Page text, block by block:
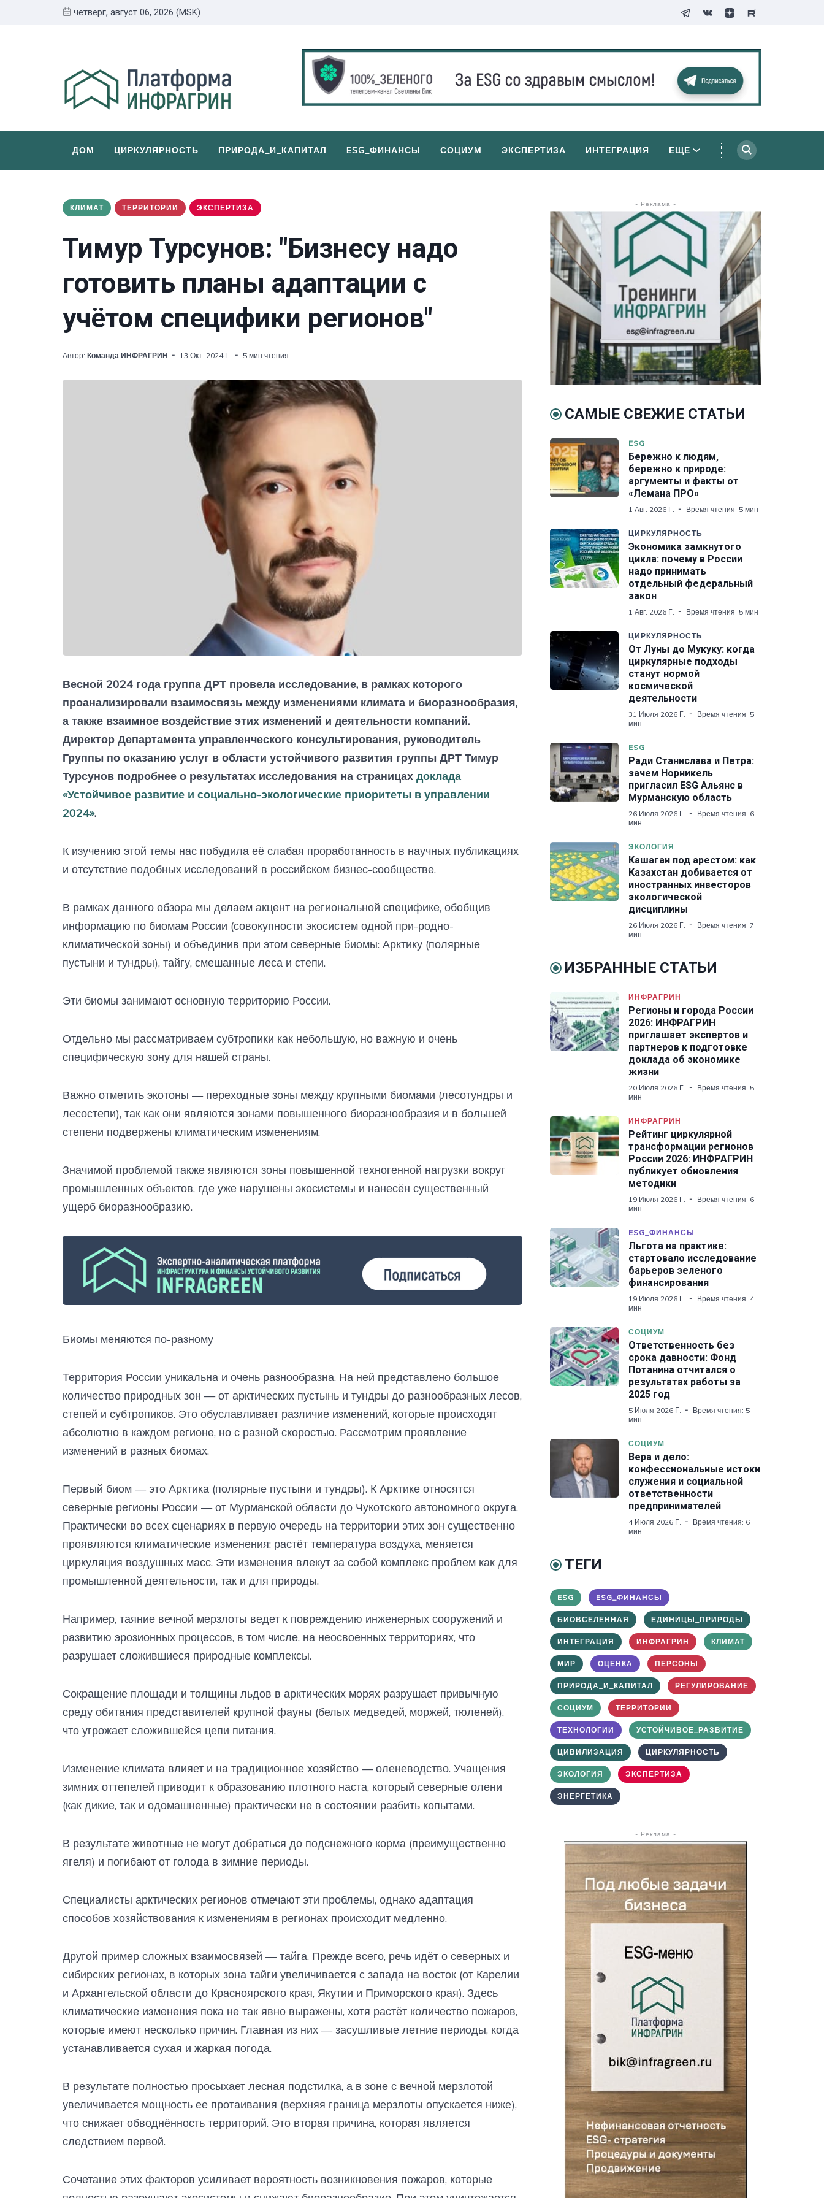
четверг, август 06, 2026 (MSK)
ДОМ ЦИРКУЛЯРНОСТЬ ПРИРОДА_И_КАПИТАЛ ESG_ФИНАНСЫ СОЦИУМ ЭКСПЕРТИЗА ИНТЕГРАЦИЯ ЕЩЕ
КЛИМАТ ТЕРРИТОРИИ ЭКСПЕРТИЗА
Тимур Турсунов: "Бизнесу надо
готовить планы адаптации с
учётом специфики регионов"
Автор: Команда ИНФРАГРИН 13 Окт. 2024 Г. 5 мин чтения
Весной 2024 года группа ДРТ провела исследование, в рамках которого
проанализировали взаимосвязь между изменениями климата и биоразнообразия,
а также взаимное воздействие этих изменений и деятельности компаний.
Директор Департамента управленческого консультирования, руководитель
Группы по оказанию услуг в области устойчивого развития группы ДРТ Тимур
Турсунов подробнее о результатах исследования на страницах доклада
«Устойчивое развитие и социально-экологические приоритеты в управлении
2024».
К изучению этой темы нас побудила её слабая проработанность в научных публикациях
и отсутствие подобных исследований в российском бизнес-сообществе.
В рамках данного обзора мы делаем акцент на региональной специфике, обобщив
информацию по биомам России (совокупности экосистем одной при-родно-
климатической зоны) и объединив при этом северные биомы: Арктику (полярные
пустыни и тундры), тайгу, смешанные леса и степи.
Эти биомы занимают основную территорию России.
Отдельно мы рассматриваем субтропики как небольшую, но важную и очень
специфическую зону для нашей страны.
Важно отметить экотоны — переходные зоны между крупными биомами (лесотундры и
лесостепи), так как они являются зонами повышенного биоразнообразия и в большей
степени подвержены климатическим изменениям.
Значимой проблемой также являются зоны повышенной техногенной нагрузки вокруг
промышленных объектов, где уже нарушены экосистемы и нанесён существенный
ущерб биоразнообразию.
Биомы меняются по-разному
Территория России уникальна и очень разнообразна. На ней представлено большое
количество природных зон — от арктических пустынь и тундры до разнообразных лесов,
степей и субтропиков. Это обуславливает различие изменений, которые происходят
абсолютно в каждом регионе, но с разной скоростью. Рассмотрим проявление
изменений в разных биомах.
Первый биом — это Арктика (полярные пустыни и тундры). К Арктике относятся
северные регионы России — от Мурманской области до Чукотского автономного округа.
Практически во всех сценариях в первую очередь на территории этих зон существенно
проявляются климатические изменения: растёт температура воздуха, меняется
циркуляция воздушных масс. Эти изменения влекут за собой комплекс проблем как для
промышленной деятельности, так и для природы.
Например, таяние вечной мерзлоты ведет к повреждению инженерных сооружений и
развитию эрозионных процессов, в том числе, на неосвоенных территориях, что
разрушает сложившиеся природные комплексы.
Сокращение площади и толщины льдов в арктических морях разрушает привычную
среду обитания представителей крупной фауны (белых медведей, моржей, тюленей),
что угрожает сложившейся цепи питания.
Изменение климата влияет и на традиционное хозяйство — оленеводство. Учащения
зимних оттепелей приводит к образованию плотного наста, который северные олени
(как дикие, так и одомашненные) практически не в состоянии разбить копытами.
В результате животные не могут добраться до подснежного корма (преимущественно
ягеля) и погибают от голода в зимние периоды.
Специалисты арктических регионов отмечают эти проблемы, однако адаптация
способов хозяйствования к изменениям в регионах происходит медленно.
Другой пример сложных взаимосвязей — тайга. Прежде всего, речь идёт о северных и
сибирских регионах, в которых зона тайги увеличивается с запада на восток (от Карелии
и Архангельской области до Красноярского края, Якутии и Приморского края). Здесь
климатические изменения пока не так явно выражены, хотя растёт количество пожаров,
которые имеют несколько причин. Главная из них — засушливые летние периоды, когда
устанавливается сухая и жаркая погода.
В результате полностью просыхает лесная подстилка, а в зоне с вечной мерзлотой
увеличивается мощность ее протаивания (верхняя граница мерзлоты опускается ниже),
что снижает обводнённость территорий. Это вторая причина, которая является
следствием первой.
Сочетание этих факторов усиливает вероятность возникновения пожаров, которые
- Реклама -
САМЫЕ СВЕЖИЕ СТАТЬИ
ESG
Бережно к людям,
бережно к природе:
аргументы и факты от
«Лемана ПРО»
1 Авг. 2026 Г. Время чтения: 5 мин
ЦИРКУЛЯРНОСТЬ
Экономика замкнутого
цикла: почему в России
надо принимать
отдельный федеральный
закон
1 Авг. 2026 Г. Время чтения: 5 мин
ЦИРКУЛЯРНОСТЬ
От Луны до Мукуку: когда
циркулярные подходы
станут нормой
космической
деятельности
31 Июля 2026 Г.
Время чтения: 5
мин
ESG
Ради Станислава и Петра:
зачем Норникель
пригласил ESG Альянс в
Мурманскую область
26 Июля 2026 Г.
Время чтения: 6
мин
ЭКОЛОГИЯ
Кашаган под арестом: как
Казахстан добивается от
иностранных инвесторов
экологической
дисциплины
26 Июля 2026 Г.
Время чтения: 7
мин
ИЗБРАННЫЕ СТАТЬИ
ИНФРАГРИН
Регионы и города России
2026: ИНФРАГРИН
приглашает экспертов и
партнеров к подготовке
доклада об экономике
жизни
20 Июля 2026 Г.
Время чтения: 5
мин
ИНФРАГРИН
Рейтинг циркулярной
трансформации регионов
России 2026: ИНФРАГРИН
публикует обновления
методики
19 Июля 2026 Г.
Время чтения: 6
мин
ESG_ФИНАНСЫ
Льгота на практике:
стартовало исследование
барьеров зеленого
финансирования
19 Июля 2026 Г.
Время чтения: 4
мин
СОЦИУМ
Ответственность без
срока давности: Фонд
Потанина отчитался о
результатах работы за
2025 год
5 Июля 2026 Г.
Время чтения: 5
мин
СОЦИУМ
Вера и дело:
конфессиональные истоки
служения и социальной
ответственности
предпринимателей
4 Июля 2026 Г.
Время чтения: 6
мин
ТЕГИ
ESG ESG_ФИНАНСЫ
БИОВСЕЛЕННАЯ ЕДИНИЦЫ_ПРИРОДЫ
ИНТЕГРАЦИЯ ИНФРАГРИН КЛИМАТ
МИР ОЦЕНКА ПЕРСОНЫ
ПРИРОДА_И_КАПИТАЛ РЕГУЛИРОВАНИЕ
СОЦИУМ ТЕРРИТОРИИ
ТЕХНОЛОГИИ УСТОЙЧИВОЕ_РАЗВИТИЕ
ЦИВИЛИЗАЦИЯ ЦИРКУЛЯРНОСТЬ
ЭКОЛОГИЯ ЭКСПЕРТИЗА
ЭНЕРГЕТИКА
- Реклама -